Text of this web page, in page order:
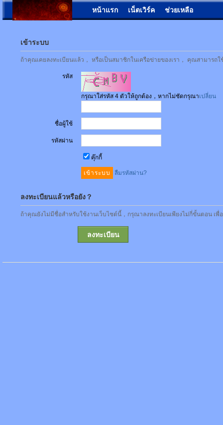
หน้าแรก เน็ตเวิร์ค ช่วยเหลือ
เข้าระบบ
ถ้าคุณเคยลงทะเบียนแล้ว， หรือเป็นสมาชิกในเครือข่ายของเรา， คุณสามาร
รหัส
กรุณาใส่รหัส 4 ตัวให้ถูกต้อง，หากไม่ชัดกรุณาเปลี่ยน
ชื่อผู้ใช้
รหัสผ่าน
คุ๊กกี้
ลืมรหัสผ่าน?
ลงทะเบียนแล้วหรือยัง？
ถ้าคุณยังไม่มีชื่อสำหรับใช้งานเว็บไซต์นี้，กรุณาลงทะเบียนเพียงไม่กี่ขั้นตอน เพื่
ลงทะเบียน